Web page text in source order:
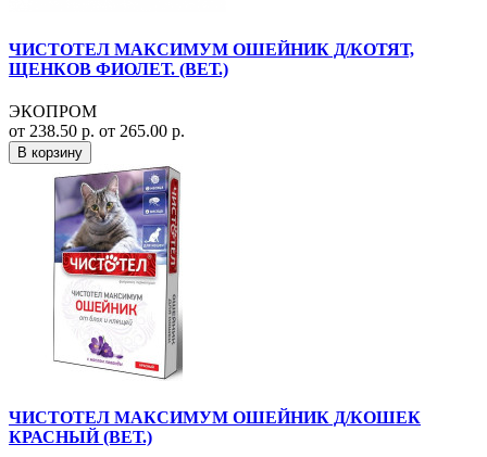
ЧИСТОТЕЛ МАКСИМУМ ОШЕЙНИК Д/КОТЯТ,
ЩЕНКОВ ФИОЛЕТ. (ВЕТ.)
ЭКОПРОМ
от 238.50 р. от 265.00 р.
В корзину
ЧИСТОТЕЛ МАКСИМУМ ОШЕЙНИК Д/КОШЕК
КРАСНЫЙ (ВЕТ.)